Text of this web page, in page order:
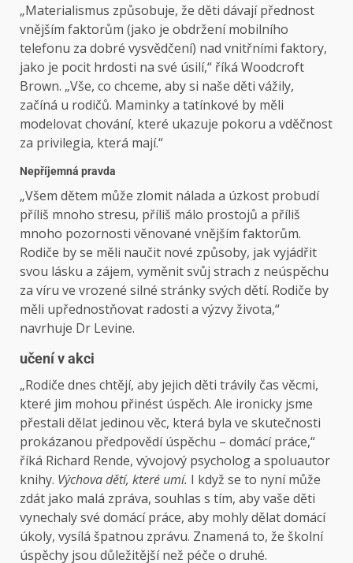
„Materialismus způsobuje, že děti dávají přednost
vnějším faktorům (jako je obdržení mobilního
telefonu za dobré vysvědčení) nad vnitřními faktory,
jako je pocit hrdosti na své úsilí,“ říká Woodcroft
Brown. „Vše, co chceme, aby si naše děti vážily,
začíná u rodičů. Maminky a tatínkové by měli
modelovat chování, které ukazuje pokoru a vděčnost
za privilegia, která mají.“
Nepříjemná pravda
„Všem dětem může zlomit nálada a úzkost probudí
příliš mnoho stresu, příliš málo prostojů a příliš
mnoho pozornosti věnované vnějším faktorům.
Rodiče by se měli naučit nové způsoby, jak vyjádřit
svou lásku a zájem, vyměnit svůj strach z neúspěchu
za víru ve vrozené silné stránky svých dětí. Rodiče by
měli upřednostňovat radosti a výzvy života,“
navrhuje Dr Levine.
učení v akci
„Rodiče dnes chtějí, aby jejich děti trávily čas věcmi,
které jim mohou přinést úspěch. Ale ironicky jsme
přestali dělat jedinou věc, která byla ve skutečnosti
prokázanou předpovědí úspěchu – domácí práce,“
říká Richard Rende, vývojový psycholog a spoluautor
knihy. Výchova dětí, které umí. I když se to nyní může
zdát jako malá zpráva, souhlas s tím, aby vaše děti
vynechaly své domácí práce, aby mohly dělat domácí
úkoly, vysílá špatnou zprávu. Znamená to, že školní
úspěchy jsou důležitější než péče o druhé.